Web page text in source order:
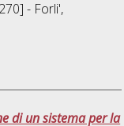
- Forli',
di un sistema per la